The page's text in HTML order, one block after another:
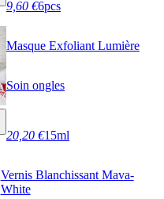
9,60 €6pcs
Masque Exfoliant Lumière
Soin ongles
20,20 €15ml
Vernis Blanchissant Mava-
White